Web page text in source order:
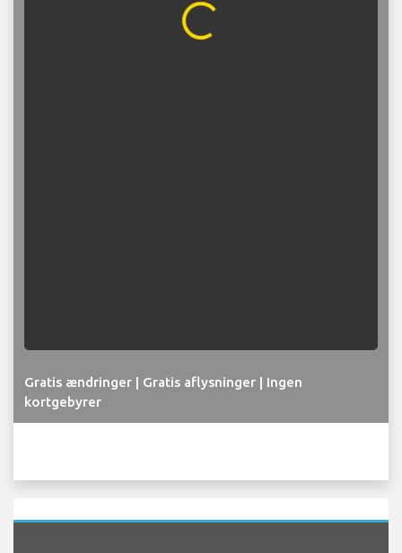
...
Gratis ændringer | Gratis aflysninger | Ingen
kortgebyrer